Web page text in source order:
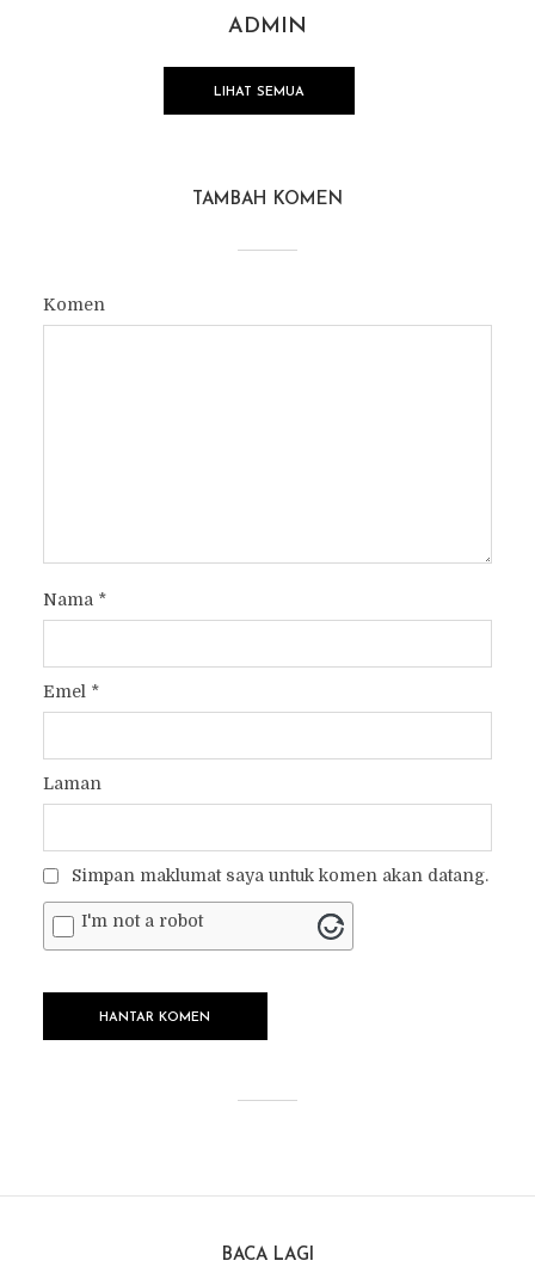
ADMIN
LIHAT SEMUA
TAMBAH KOMEN
Komen
Nama *
Emel *
Laman
Simpan maklumat saya untuk komen akan datang.
I'm not a robot
BACA LAGI